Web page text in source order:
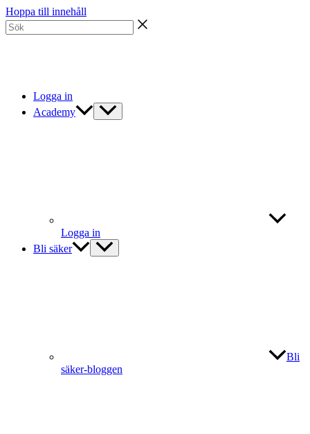
Hoppa till innehåll
Logga in
Academy
Logga in
Bli säker
Bli
säker-bloggen